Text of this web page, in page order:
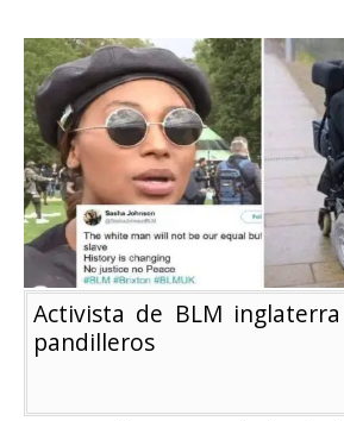
Activista de BLM
pandilleros